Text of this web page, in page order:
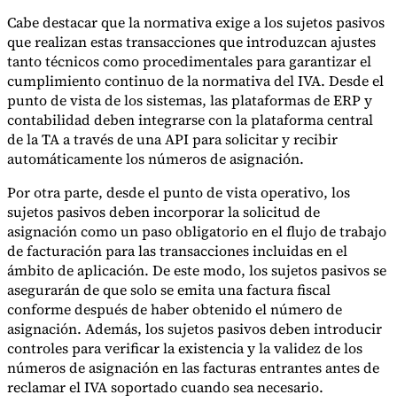
Cabe destacar que la normativa exige a los sujetos pasivos
que realizan estas transacciones que introduzcan ajustes
tanto técnicos como procedimentales para garantizar el
cumplimiento continuo de la normativa del IVA. Desde el
punto de vista de los sistemas, las plataformas de ERP y
contabilidad deben integrarse con la plataforma central
de la TA a través de una API para solicitar y recibir
automáticamente los números de asignación.
Por otra parte, desde el punto de vista operativo, los
sujetos pasivos deben incorporar la solicitud de
asignación como un paso obligatorio en el flujo de trabajo
de facturación para las transacciones incluidas en el
ámbito de aplicación. De este modo, los sujetos pasivos se
asegurarán de que solo se emita una factura fiscal
conforme después de haber obtenido el número de
asignación. Además, los sujetos pasivos deben introducir
controles para verificar la existencia y la validez de los
números de asignación en las facturas entrantes antes de
reclamar el IVA soportado cuando sea necesario.